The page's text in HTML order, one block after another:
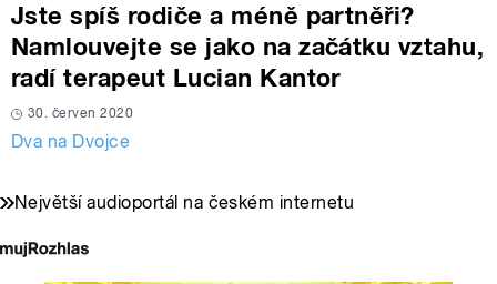
Jste spíš rodiče a méně partněři?
Namlouvejte se jako na začátku vztahu,
radí terapeut Lucian Kantor
30. červen 2020
Dva na Dvojce
Největší audioportál na českém internetu